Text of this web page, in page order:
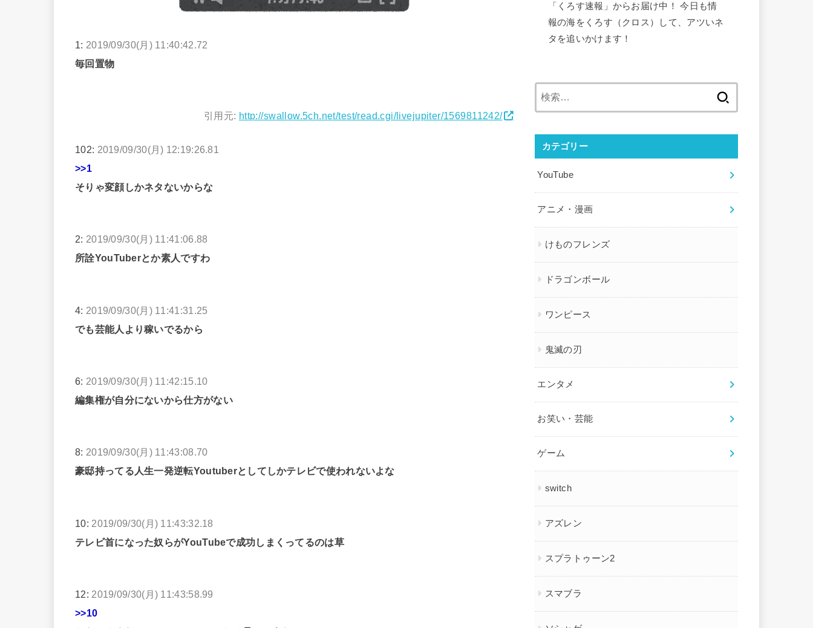
1: 2019/09/30(月) 11:40:42.72
毎回置物
引用元: http://swallow.5ch.net/test/read.cgi/livejupiter/1569811242/
102: 2019/09/30(月) 12:19:26.81
>>1
そりゃ変顔しかネタないからな
2: 2019/09/30(月) 11:41:06.88
所詮YouTuberとか素人ですわ
4: 2019/09/30(月) 11:41:31.25
でも芸能人より稼いでるから
6: 2019/09/30(月) 11:42:15.10
編集権が自分にないから仕方がない
8: 2019/09/30(月) 11:43:08.70
豪邸持ってる人生一発逆転Youtuberとしてしかテレビで使われないよな
10: 2019/09/30(月) 11:43:32.18
テレビ首になった奴らがYouTubeで成功しまくってるのは草
12: 2019/09/30(月) 11:43:58.99
>>10
「くろす速報」からお届け中！ 今日も情
報の海をくろす（クロス）して、アツいネ
タを追いかけます！
カテゴリー
YouTube
アニメ・漫画
けものフレンズ
ドラゴンボール
ワンピース
鬼滅の刃
エンタメ
お笑い・芸能
ゲーム
switch
アズレン
スプラトゥーン2
スマブラ